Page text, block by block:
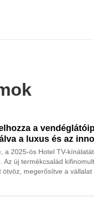
a
a luxus és az
a 2025-ös Hotel TV-
új termékcsalád
megerősítve a